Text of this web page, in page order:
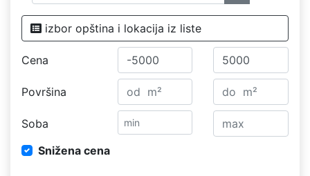
izbor opština i lokacija iz liste
Cena
Površina
Soba
Snižena cena